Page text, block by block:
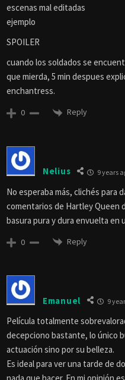
escenas mal editadas
ejemplo
SPOILER
cuando los soldados se
que mierda, 5 min despues
enchantress.
0 Reply
Nelius 9 years
No esperaba más, clichés para
comentarios de Hartley Queen
basura pura y dura envuelta
0 Reply
Emanuel 9
Película totalmente
decepciono bastante, lo único
actuación sino por su belleza.
Es ideal para ver una tarde de